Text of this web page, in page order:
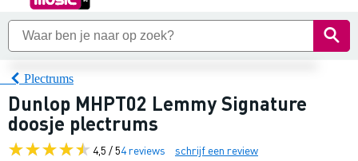
Plectrums
Dunlop MHPT02 Lemmy Signature
doosje plectrums
4,5 / 54 reviews schrijf een review